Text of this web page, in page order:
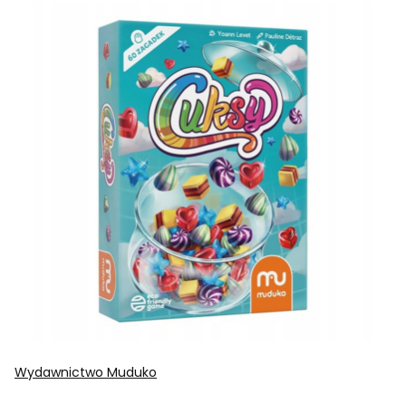
Wydawnictwo Muduko